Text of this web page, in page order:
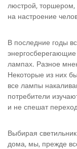
люстрой, торшером,
на настроение
В последние годы
лампах. Разное
Некоторые из них
все лампы
потребители
и не спешат
Выбирая
дома, мы, прежде